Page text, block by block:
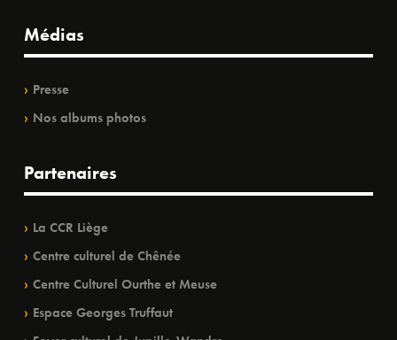
Médias
Presse
Nos albums photos
Partenaires
La CCR Liège
Centre culturel de Chênée
Centre Culturel Ourthe et Meuse
Espace Georges Truffaut